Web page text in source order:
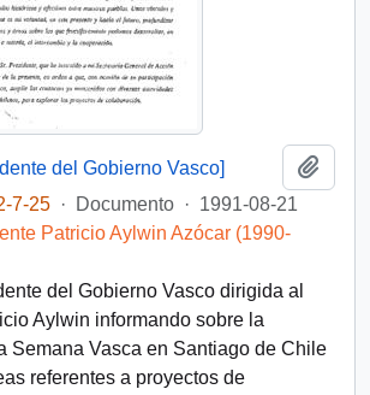
del Gobierno Vasco]
7-25 · Documento · 1991-08-21
Patricio Aylwin Azócar (1990-
del Gobierno Vasco dirigida al
Aylwin informando sobre la
Semana Vasca en Santiago de Chile
referentes a proyectos de